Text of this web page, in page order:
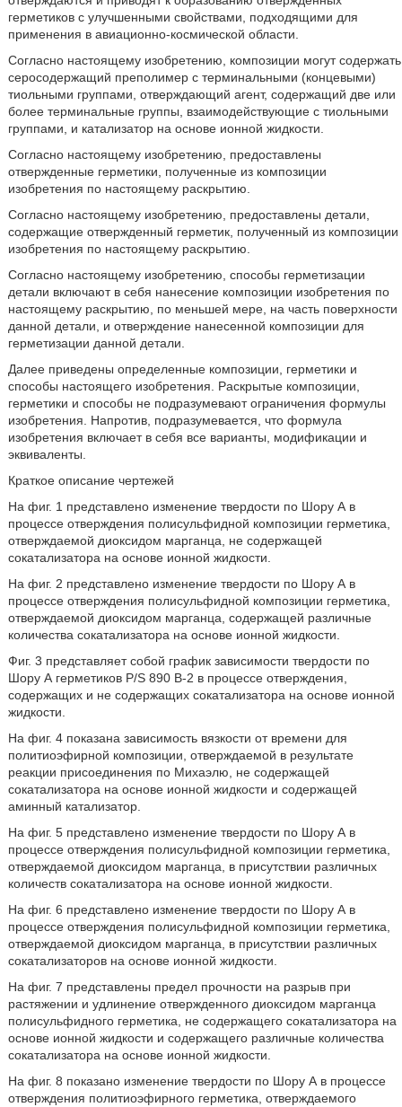
герметиков с улучшенными свойствами, подходящими для
применения в авиационно-космической области.
Согласно настоящему изобретению, композиции могут содержать
серосодержащий преполимер с терминальными (концевыми)
тиольными группами, отверждающий агент, содержащий две или
более терминальные группы, взаимодействующие с тиольными
группами, и катализатор на основе ионной жидкости.
Согласно настоящему изобретению, предоставлены
отвержденные герметики, полученные из композиции
изобретения по настоящему раскрытию.
Согласно настоящему изобретению, предоставлены детали,
содержащие отвержденный герметик, полученный из композиции
изобретения по настоящему раскрытию.
Согласно настоящему изобретению, способы герметизации
детали включают в себя нанесение композиции изобретения по
настоящему раскрытию, по меньшей мере, на часть поверхности
данной детали, и отверждение нанесенной композиции для
герметизации данной детали.
Далее приведены определенные композиции, герметики и
способы настоящего изобретения. Раскрытые композиции,
герметики и способы не подразумевают ограничения формулы
изобретения. Напротив, подразумевается, что формула
изобретения включает в себя все варианты, модификации и
эквиваленты.
Краткое описание чертежей
На фиг. 1 представлено изменение твердости по Шору А в
процессе отверждения полисульфидной композиции герметика,
отверждаемой диоксидом марганца, не содержащей
сокатализатора на основе ионной жидкости.
На фиг. 2 представлено изменение твердости по Шору А в
процессе отверждения полисульфидной композиции герметика,
отверждаемой диоксидом марганца, содержащей различные
количества сокатализатора на основе ионной жидкости.
Фиг. 3 представляет собой график зависимости твердости по
Шору А герметиков P/S 890 B-2 в процессе отверждения,
содержащих и не содержащих сокатализатора на основе ионной
жидкости.
На фиг. 4 показана зависимость вязкости от времени для
политиоэфирной композиции, отверждаемой в результате
реакции присоединения по Михаэлю, не содержащей
сокатализатора на основе ионной жидкости и содержащей
аминный катализатор.
На фиг. 5 представлено изменение твердости по Шору А в
процессе отверждения полисульфидной композиции герметика,
отверждаемой диоксидом марганца, в присутствии различных
количеств сокатализатора на основе ионной жидкости.
На фиг. 6 представлено изменение твердости по Шору А в
процессе отверждения полисульфидной композиции герметика,
отверждаемой диоксидом марганца, в присутствии различных
сокатализаторов на основе ионной жидкости.
На фиг. 7 представлены предел прочности на разрыв при
растяжении и удлинение отвержденного диоксидом марганца
полисульфидного герметика, не содержащего сокатализатора на
основе ионной жидкости и содержащего различные количества
сокатализатора на основе ионной жидкости.
На фиг. 8 показано изменение твердости по Шору А в процессе
отверждения политиоэфирного герметика, отверждаемого